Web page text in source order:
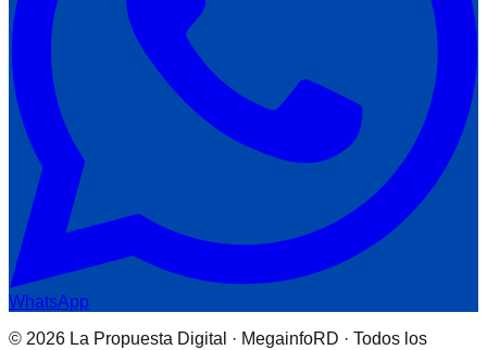
WhatsApp
© 2026 La Propuesta Digital · MegainfoRD · Todos los